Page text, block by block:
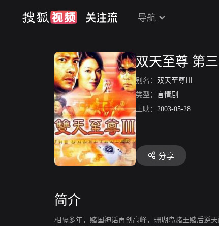
导航
双天至尊 第
别名： 双天至尊Ⅲ
类型： 言情剧
上映： 2003-05-28
分享
简介
相隔多年，赌国神话再创高峰，珊瑚岛赌王赌后逆